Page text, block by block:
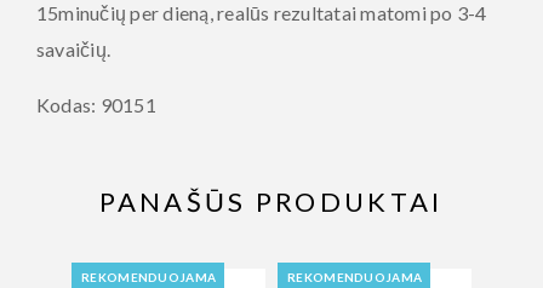
15minučių per dieną, realūs rezultatai matomi po 3-4
savaičių.
Kodas: 90151
PANAŠŪS PRODUKTAI
REKOMENDUOJAMA REKOMENDUOJAMA